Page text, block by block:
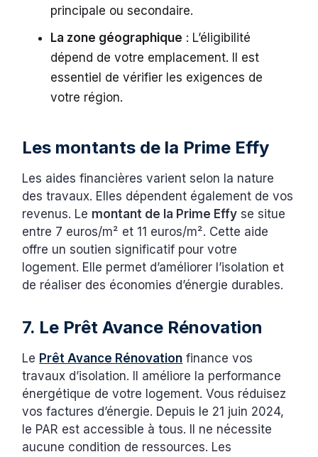
principale ou secondaire.
La zone géographique : L’éligibilité
dépend de votre emplacement. Il est
essentiel de vérifier les exigences de
votre région.
Les montants de la Prime Effy
Les aides financières varient selon la nature
des travaux. Elles dépendent également de vos
revenus. Le montant de la Prime Effy se situe
entre 7 euros/m² et 11 euros/m². Cette aide
offre un soutien significatif pour votre
logement. Elle permet d’améliorer l’isolation et
de réaliser des économies d’énergie durables.
7. Le Prêt Avance Rénovation
Le Prêt Avance Rénovation finance vos
travaux d’isolation. Il améliore la performance
énergétique de votre logement. Vous réduisez
vos factures d’énergie. Depuis le 21 juin 2024,
le PAR est accessible à tous. Il ne nécessite
aucune condition de ressources. Les